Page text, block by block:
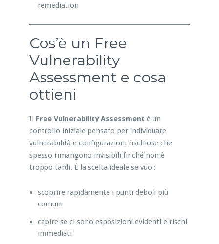
remediation
Cos’è un Free
Vulnerability
Assessment e cosa
ottieni
Il Free Vulnerability Assessment è un
controllo iniziale pensato per individuare
vulnerabilità e configurazioni rischiose che
spesso rimangono invisibili finché non è
troppo tardi. È la scelta ideale se vuoi:
scoprire rapidamente i punti deboli più
comuni
capire se ci sono esposizioni evidenti e rischi
immediati